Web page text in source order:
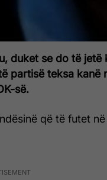
duket se do të jetë
partisë teksa kanë
së.
që të futet